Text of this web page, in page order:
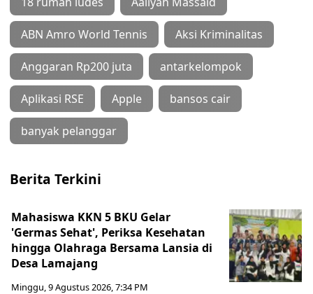
ABN Amro World Tennis Aksi Kriminalitas
Anggaran Rp200 juta antarkelompok
Aplikasi RSE Apple bansos cair
banyak pelanggar
Berita Terkini
Mahasiswa KKN 5 BKU Gelar
'Germas Sehat', Periksa Kesehatan
hingga Olahraga Bersama Lansia di
Desa Lamajang
Minggu, 9 Agustus 2026, 7:34 PM